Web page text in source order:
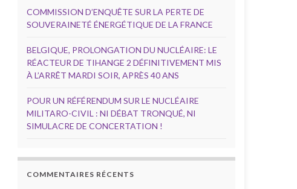
COMMISSION D’ENQUÊTE SUR LA PERTE DE
SOUVERAINETÉ ÉNERGÉTIQUE DE LA FRANCE
BELGIQUE, PROLONGATION DU NUCLÉAIRE: LE
RÉACTEUR DE TIHANGE 2 DÉFINITIVEMENT MIS
À L’ARRÊT MARDI SOIR, APRÈS 40 ANS
POUR UN RÉFÉRENDUM SUR LE NUCLÉAIRE
MILITARO-CIVIL : NI DÉBAT TRONQUÉ, NI
SIMULACRE DE CONCERTATION !
COMMENTAIRES RÉCENTS